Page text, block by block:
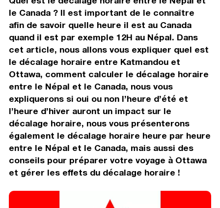
le Canada ? Il est important de le connaître
afin de savoir quelle heure il est au Canada
quand il est par exemple 12H au Népal. Dans
cet article, nous allons vous expliquer quel est
le décalage horaire entre Katmandou et
Ottawa, comment calculer le décalage horaire
entre le Népal et le Canada, nous vous
expliquerons si oui ou non l’heure d’été et
l’heure d’hiver auront un impact sur le
décalage horaire, nous vous présenterons
également le décalage horaire heure par heure
entre le Népal et le Canada, mais aussi des
conseils pour préparer votre voyage à Ottawa
et gérer les effets du décalage horaire !